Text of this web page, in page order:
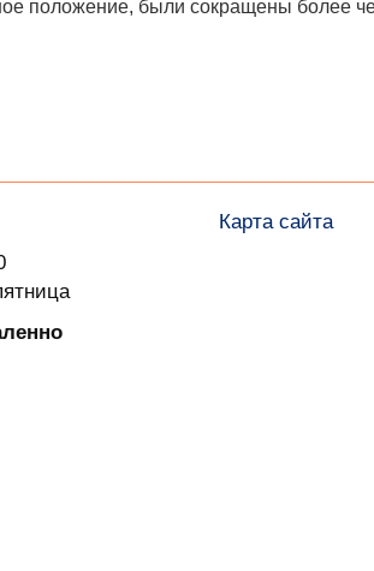
положение, были сокращены более
Карта сайта